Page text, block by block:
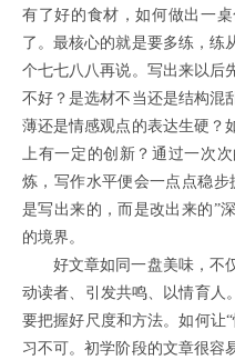
有了好的食材，如何做出一
了。最核心的就是要多练，练
个七七八八再说。写出来以后
不好？是选材不当还是结构混
薄还是情感观点的表达生硬？
上有一定的创新？通过一次
炼，写作水平便会一点点稳
是写出来的，而是改出来的”
的境界。
好文章如同一盘美味，不
动读者、引发共鸣、以情育人
要把握好尺度和方法。如何让
习不可。初学阶段的文章很容